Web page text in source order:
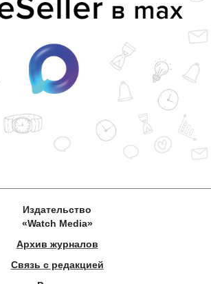
Издательство
«Watch Media»
Архив журналов
Связь с редакцией